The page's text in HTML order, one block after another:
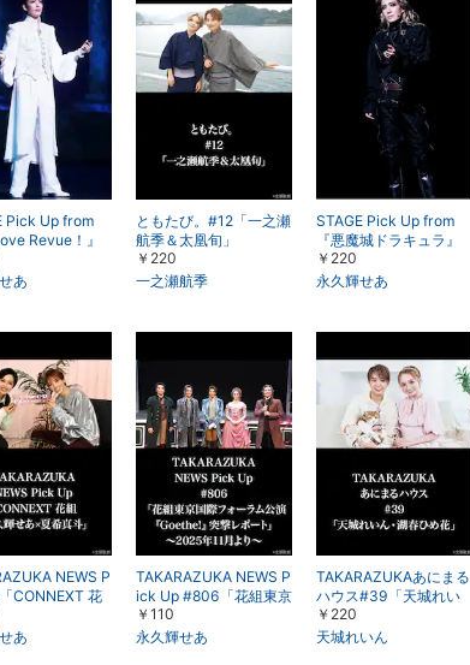
Pick Up from
Revue！』
あ
ともたび。#12「一之瀬
航季＆太凰旬」
￥220
一之瀬航季
STAGE Pick Up from
『悪魔城ドラキュラ』
￥220
永久輝せあ
NEWS P
CONNEXT 花
せあ×夏希真
あ
TAKARAZUKA NEWS P
ick Up #806「花組東京
国際フォーラム公演『G
oethe!』突撃レポー
￥110
永久輝せあ
TAKARAZUKAあにまる
ハウス#39「天城れい
ん・湖春ひめ花」
￥220
天城れいん